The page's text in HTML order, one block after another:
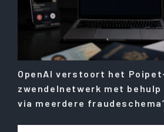
OpenAI verstoort het
zwendelnetwerk met behulp
via meerdere